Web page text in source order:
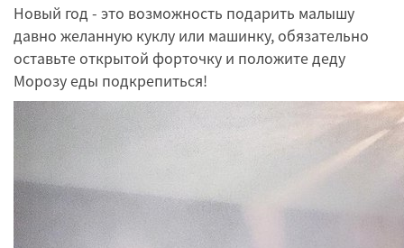
Новый год - это возможность подарить малышу
давно желанную куклу или машинку, обязательно
оставьте открытой форточку и положите деду
Морозу еды подкрепиться!